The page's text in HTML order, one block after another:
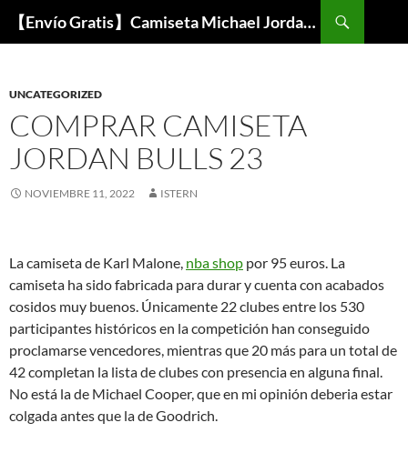
【Envío Gratis】Camiseta Michael Jordan NBA Barata
Buscar
UNCATEGORIZED
COMPRAR CAMISETA
JORDAN BULLS 23
NOVIEMBRE 11, 2022 ISTERN
La camiseta de Karl Malone, nba shop por 95 euros. La
camiseta ha sido fabricada para durar y cuenta con acabados
cosidos muy buenos. Únicamente 22 clubes entre los 530
participantes históricos en la competición han conseguido
proclamarse vencedores, mientras que 20 más para un total de
42 completan la lista de clubes con presencia en alguna final.
No está la de Michael Cooper, que en mi opinión deberia estar
colgada antes que la de Goodrich.